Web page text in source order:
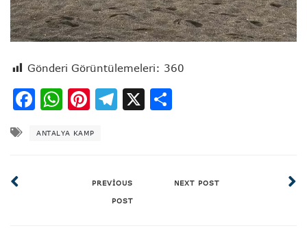
Gönderi Görüntülemeleri: 360
Facebook
WhatsApp
Pinterest
Telegram
X
ANTALYA KAMP
PREVIOUS
POST
NEXT POST